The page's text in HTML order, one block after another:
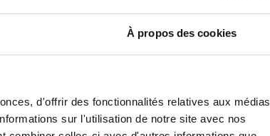
À propos des cookies
d'offrir des fonctionnalités relatives aux médias
sur l'utilisation de notre site avec nos
urgence ?
souhaitez être